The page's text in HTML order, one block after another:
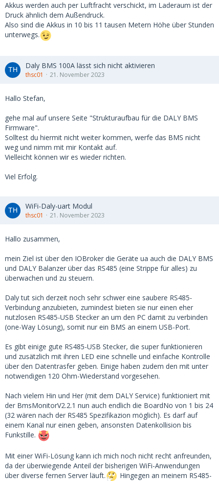
Akkus werden auch per Luftfracht verschickt, im Laderaum ist der
Druck ähnlich dem Außendruck.
Also sind die Akkus in 10 bis 11 tausen Metern Höhe über Stunden
unterwegs.
Daly BMS 100A lässt sich nicht aktivieren
thsc01 21. November 2023
Hallo Stefan,
gehe mal auf unsere Seite "Strukturaufbau für die DALY BMS
Firmware".
Solltest du hiermit nicht weiter kommen, werfe das BMS nicht
weg und nimm mit mir Kontakt auf.
Vielleicht können wir es wieder richten.
Viel Erfolg.
WiFi-Daly-uart Modul
thsc01 21. November 2023
Hallo zusammen,
mein Ziel ist über den IOBroker die Geräte ua auch die DALY BMS
und DALY Balanzer über das RS485 (eine Strippe für alles) zu
überwachen und zu steuern.
Daly tut sich derzeit noch sehr schwer eine saubere RS485-
Verbindung anzubieten, zumindest bieten sie nur einen eher
nutzlosen RS485-USB Stecker an um den PC damit zu verbinden
(one-Way Lösung), somit nur ein BMS an einem USB-Port.
Es gibt einige gute RS485-USB Stecker, die super funktionieren
und zusätzlich mit ihren LED eine schnelle und einfache Kontrolle
über den Datentrasfer geben. Einige haben zudem den mit unter
notwendigen 120 Ohm-Wiederstand vorgesehen.
Nach vielem Hin und Her (mit dem DALY Service) funktioniert mit
der BmsMonitorV2.2.1 nun auch endlich die BoardNo von 1 bis 24
(32 wären nach der RS485 Spezifikazion möglich). Es darf auf
einem Kanal nur einen geben, ansonsten Datenkollision bis
Funkstille.
Mit einer WiFi-Lösung kann ich mich noch nicht recht anfreunden,
da der überwiegende Anteil der bisherigen WiFi-Anwendungen
über diverse fernen Server läuft.
Hingegen an meinem RS485-